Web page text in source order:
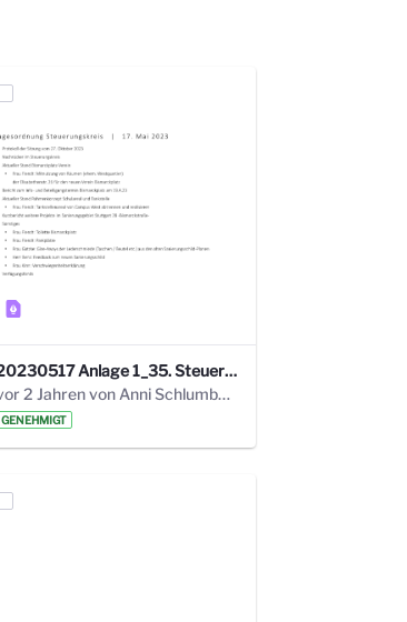
20230517 Anlage 1_35. Steuerungskreis.pdf
vor 2 Jahren von Anni Schlumberger
GENEHMIGT